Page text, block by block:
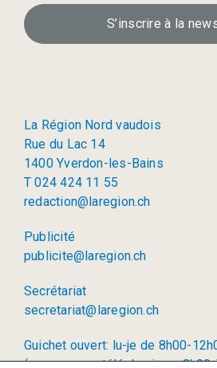
S’inscrire à la
La Région Nord vaudois
Rue du Lac 14
1400 Yverdon-les-Bains
T 024 424 11 55
redaction@laregion.ch
Publicité
publicite@laregion.ch
Secrétariat
secretariat@laregion.ch
Guichet ouvert: lu-je de 8h00-
(permanence téléphonique: 8h00